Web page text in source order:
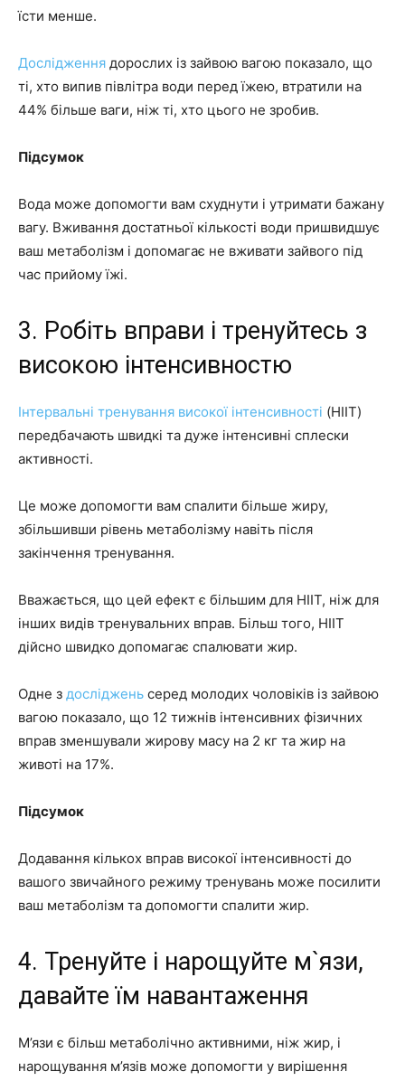
їсти менше.
Дослідження дорослих із зайвою вагою показало, що
ті, хто випив півлітра води перед їжею, втратили на
44% більше ваги, ніж ті, хто цього не зробив.
Підсумок
Вода може допомогти вам схуднути і утримати бажану
вагу. Вживання достатньої кількості води пришвидшує
ваш метаболізм і допомагає не вживати зайвого під
час прийому їжі.
3. Робіть вправи і тренуйтесь з
високою інтенсивностю
Інтервальні тренування високої інтенсивності (HIIT)
передбачають швидкі та дуже інтенсивні сплески
активності.
Це може допомогти вам спалити більше жиру,
збільшивши рівень метаболізму навіть після
закінчення тренування.
Вважається, що цей ефект є більшим для HIIT, ніж для
інших видів тренувальних вправ. Більш того, HIIT
дійсно швидко допомагає спалювати жир.
Одне з досліджень серед молодих чоловіків із зайвою
вагою показало, що 12 тижнів інтенсивних фізичних
вправ зменшували жирову масу на 2 кг та жир на
животі на 17%.
Підсумок
Додавання кількох вправ високої інтенсивності до
вашого звичайного режиму тренувань може посилити
ваш метаболізм та допомогти спалити жир.
4. Тренуйте і нарощуйте м`язи,
давайте їм навантаження
М’язи є більш метаболічно активними, ніж жир, і
нарощування м’язів може допомогти у вирішення